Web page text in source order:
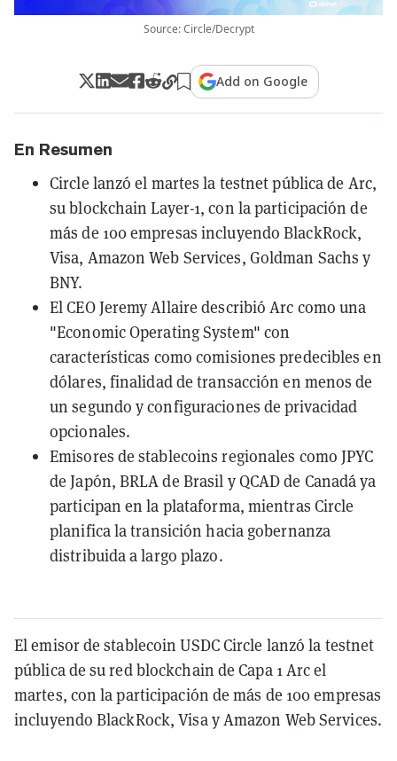
Source: Circle/Decrypt
Add on Google
En Resumen
Circle lanzó el martes la testnet pública de Arc,
su blockchain Layer-1, con la participación de
más de 100 empresas incluyendo BlackRock,
Visa, Amazon Web Services, Goldman Sachs y
BNY.
El CEO Jeremy Allaire describió Arc como una
"Economic Operating System" con
características como comisiones predecibles en
dólares, finalidad de transacción en menos de
un segundo y configuraciones de privacidad
opcionales.
Emisores de stablecoins regionales como JPYC
de Japón, BRLA de Brasil y QCAD de Canadá ya
participan en la plataforma, mientras Circle
planifica la transición hacia gobernanza
distribuida a largo plazo.
El emisor de stablecoin USDC Circle lanzó la testnet
pública de su red blockchain de Capa 1 Arc el
martes, con la participación de más de 100 empresas
incluyendo BlackRock, Visa y Amazon Web Services.